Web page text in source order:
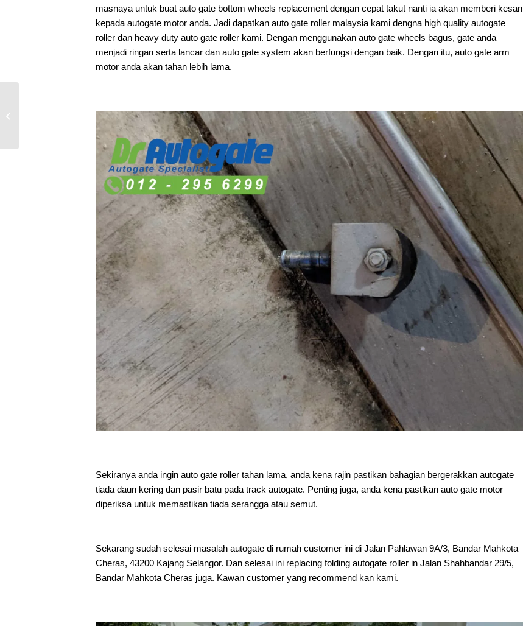
masnaya untuk buat auto gate bottom wheels replacement dengan cepat takut nanti ia akan memberi kesan
kepada autogate motor anda. Jadi dapatkan auto gate roller malaysia kami dengna high quality autogate
roller dan heavy duty auto gate roller kami. Dengan menggunakan auto gate wheels bagus, gate anda
menjadi ringan serta lancar dan auto gate system akan berfungsi dengan baik. Dengan itu, auto gate arm
motor anda akan tahan lebih lama.
Sekiranya anda ingin auto gate roller tahan lama, anda kena rajin pastikan bahagian bergerakkan autogate
tiada daun kering dan pasir batu pada track autogate. Penting juga, anda kena pastikan auto gate motor
diperiksa untuk memastikan tiada serangga atau semut.
Sekarang sudah selesai masalah autogate di rumah customer ini di Jalan Pahlawan 9A/3, Bandar Mahkota
Cheras, 43200 Kajang Selangor. Dan selesai ini replacing folding autogate roller in Jalan Shahbandar 29/5,
Bandar Mahkota Cheras juga. Kawan customer yang recommend kan kami.
Autogate Segera Di